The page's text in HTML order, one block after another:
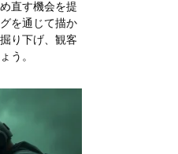
直す機会を提
を通じて描か
り下げ、観客
う。